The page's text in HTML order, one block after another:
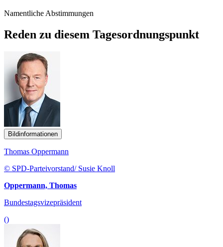
Namentliche Abstimmungen
Reden zu diesem Tagesordnungspunkt
Bildinformationen
Thomas Oppermann
© SPD-Parteivorstand/ Susie Knoll
Oppermann, Thomas
Bundestagsvizepräsident
()